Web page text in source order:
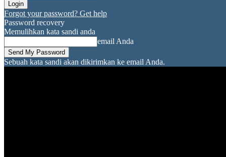
Forgot your password? Get help
Password recovery
Memulihkan kata sandi anda
email Anda
Sebuah kata sandi akan dikirimkan ke email Anda.